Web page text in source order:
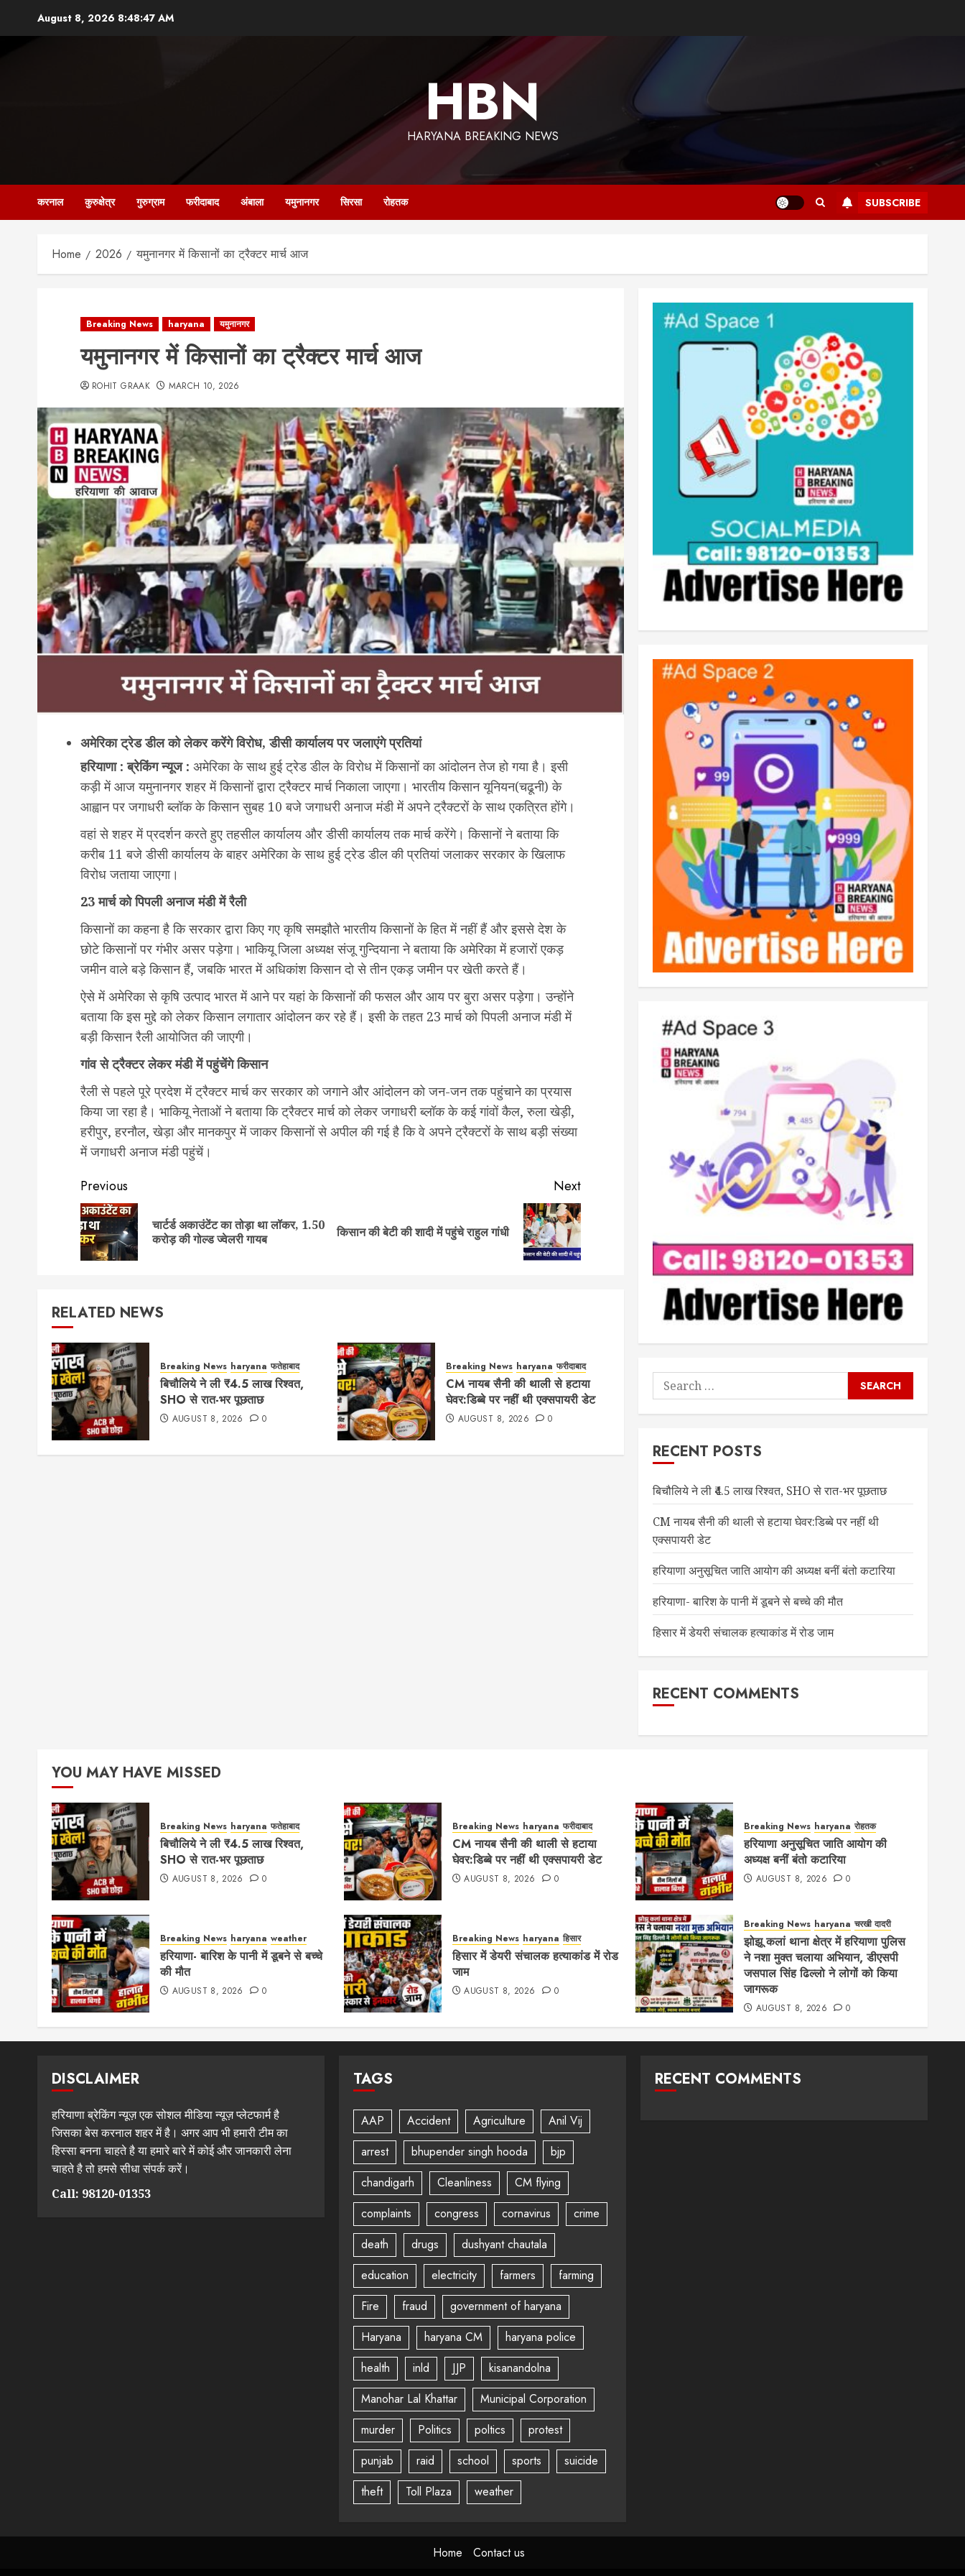
August 8, 2026 8:48:48 AM
HBN
HARYANA BREAKING NEWS
करनाल कुरुक्षेत्र गुरुग्राम फरीदाबाद अंबाला यमुनानगर सिरसा रोहतक SUBSCRIBE
Home 2026 यमुनानगर में किसानों का ट्रैक्टर मार्च आज
Breaking News haryana यमुनानगर
यमुनानगर में किसानों का ट्रैक्टर मार्च आज
ROHIT GRAAK MARCH 10, 2026
अमेरिका ट्रेड डील को लेकर करेंगे विरोध, डीसी कार्यालय पर जलाएंगे प्रतियां
हरियाणा : ब्रेकिंग न्यूज : अमेरिका के साथ हुई ट्रेड डील के विरोध में किसानों का आंदोलन तेज हो गया है। इसी
कड़ी में आज यमुनानगर शहर में किसानों द्वारा ट्रैक्टर मार्च निकाला जाएगा। भारतीय किसान यूनियन(चढूनी) के
आह्वान पर जगाधरी ब्लॉक के किसान सुबह 10 बजे जगाधरी अनाज मंडी में अपने ट्रैक्टरों के साथ एकत्रित होंगे।
वहां से शहर में प्रदर्शन करते हुए तहसील कार्यालय और डीसी कार्यालय तक मार्च करेंगे। किसानों ने बताया कि
करीब 11 बजे डीसी कार्यालय के बाहर अमेरिका के साथ हुई ट्रेड डील की प्रतियां जलाकर सरकार के खिलाफ
विरोध जताया जाएगा।
23 मार्च को पिपली अनाज मंडी में रैली
किसानों का कहना है कि सरकार द्वारा किए गए कृषि समझौते भारतीय किसानों के हित में नहीं हैं और इससे देश के
छोटे किसानों पर गंभीर असर पड़ेगा। भाकियू जिला अध्यक्ष संजू गुन्दियाना ने बताया कि अमेरिका में हजारों एकड़
जमीन वाले बड़े किसान हैं, जबकि भारत में अधिकांश किसान दो से तीन एकड़ जमीन पर खेती करते हैं।
ऐसे में अमेरिका से कृषि उत्पाद भारत में आने पर यहां के किसानों की फसल और आय पर बुरा असर पड़ेगा। उन्होंने
बताया कि इस मुद्दे को लेकर किसान लगातार आंदोलन कर रहे हैं। इसी के तहत 23 मार्च को पिपली अनाज मंडी में
बड़ी किसान रैली आयोजित की जाएगी।
गांव से ट्रैक्टर लेकर मंडी में पहुंचेंगे किसान
रैली से पहले पूरे प्रदेश में ट्रैक्टर मार्च कर सरकार को जगाने और आंदोलन को जन-जन तक पहुंचाने का प्रयास
किया जा रहा है। भाकियू नेताओं ने बताया कि ट्रैक्टर मार्च को लेकर जगाधरी ब्लॉक के कई गांवों कैल, रुला खेड़ी,
हरीपुर, हरनौल, खेड़ा और मानकपुर में जाकर किसानों से अपील की गई है कि वे अपने ट्रैक्टरों के साथ बड़ी संख्या
में जगाधरी अनाज मंडी पहुंचें।
Post
navigation
Previous
Previous
चार्टर्ड अकाउंटेंट का तोड़ा था लॉकर, 1.50
करोड़ की गोल्ड ज्वेलरी गायब
Next
Next
किसान की बेटी की शादी में पहुंचे राहुल गांधी
RELATED NEWS
Breaking News haryana फतेहाबाद
बिचौलिये ने ली ₹4.5 लाख रिश्वत,
SHO से रात-भर पूछताछ
AUGUST 8, 2026 0
Breaking News haryana फरीदाबाद
CM नायब सैनी की थाली से हटाया
घेवर:डिब्बे पर नहीं थी एक्सपायरी डेट
AUGUST 8, 2026 0
Search
for:
RECENT POSTS
बिचौलिये ने ली ₹4.5 लाख रिश्वत, SHO से रात-भर पूछताछ
CM नायब सैनी की थाली से हटाया घेवर:डिब्बे पर नहीं थी
एक्सपायरी डेट
हरियाणा अनुसूचित जाति आयोग की अध्यक्ष बनीं बंतो कटारिया
हरियाणा- बारिश के पानी में डूबने से बच्चे की मौत
हिसार में डेयरी संचालक हत्याकांड में रोड जाम
RECENT COMMENTS
YOU MAY HAVE MISSED
Breaking News haryana फतेहाबाद
बिचौलिये ने ली ₹4.5 लाख रिश्वत,
SHO से रात-भर पूछताछ
AUGUST 8, 2026 0
Breaking News haryana फरीदाबाद
CM नायब सैनी की थाली से हटाया
घेवर:डिब्बे पर नहीं थी एक्सपायरी डेट
AUGUST 8, 2026 0
Breaking News haryana रोहतक
हरियाणा अनुसूचित जाति आयोग की
अध्यक्ष बनीं बंतो कटारिया
AUGUST 8, 2026 0
Breaking News haryana weather
हरियाणा- बारिश के पानी में डूबने से बच्चे
की मौत
AUGUST 8, 2026 0
Breaking News haryana हिसार
हिसार में डेयरी संचालक हत्याकांड में रोड
जाम
AUGUST 8, 2026 0
Breaking News haryana चरखी दादरी
झोझू कलां थाना क्षेत्र में हरियाणा पुलिस
ने नशा मुक्त चलाया अभियान, डीएसपी
जसपाल सिंह ढिल्लो ने लोगों को किया
जागरूक
AUGUST 8, 2026 0
DISCLAIMER
हरियाणा ब्रेकिंग न्यूज़ एक सोशल मीडिया न्यूज़ प्लेटफार्म है
जिसका बेस करनाल शहर में है। अगर आप भी हमारी टीम का
हिस्सा बनना चाहते है या हमारे बारे में कोई और जानकारी लेना
चाहते है तो हमसे सीधा संपर्क करें।
Call: 98120-01353
TAGS
AAP Accident Agriculture
Anil Vij
arrest
bhupender singh hooda
bjp
chandigarh
Cleanliness
CM flying
complaints
congress cornavirus
crime
death
drugs
dushyant chautala
education
electricity farmers
farming
Fire
fraud
government of haryana
Haryana
haryana CM
haryana police
health
inld JJP
kisanandolna
Manohar Lal Khattar
Municipal Corporation
murder
Politics poltics
protest
punjab
raid school sports
suicide
theft
Toll Plaza weather
RECENT COMMENTS
Home Contact us